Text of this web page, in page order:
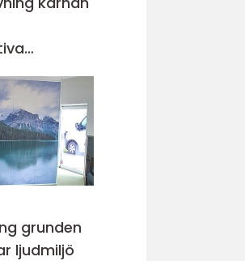
ljudmiljö